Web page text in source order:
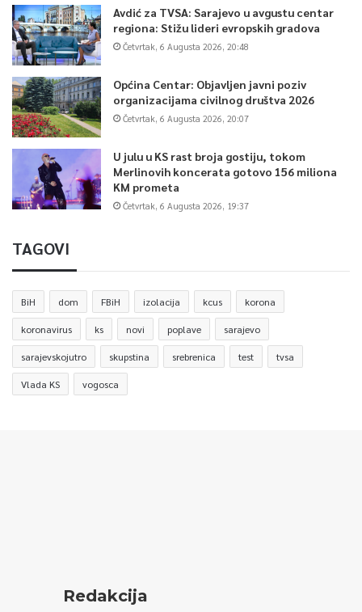
Avdić za TVSA: Sarajevo u avgustu centar
regiona: Stižu lideri evropskih gradova
Četvrtak, 6 Augusta 2026, 20:48
Općina Centar: Objavljen javni poziv
organizacijama civilnog društva 2026
Četvrtak, 6 Augusta 2026, 20:07
U julu u KS rast broja gostiju, tokom
Merlinovih koncerata gotovo 156 miliona
KM prometa
Četvrtak, 6 Augusta 2026, 19:37
TAGOVI
BiH dom FBiH izolacija kcus korona
koronavirus ks novi poplave sarajevo
sarajevskojutro skupstina srebrenica test tvsa
Vlada KS vogosca
Redakcija